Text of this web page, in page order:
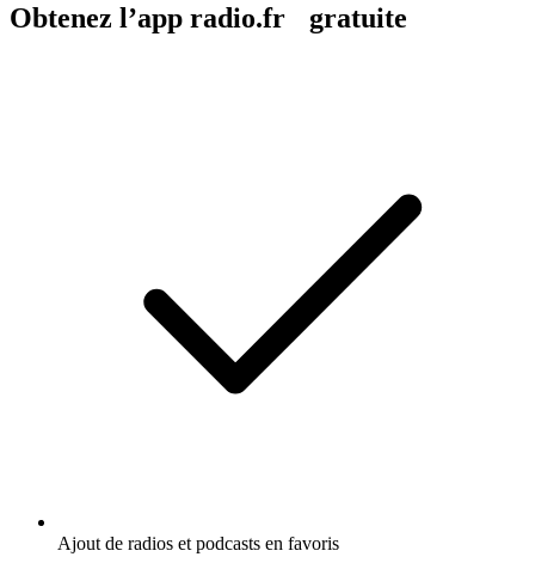
Obtenez l’app radio.fr gratuite
Ajout de radios et podcasts en favoris